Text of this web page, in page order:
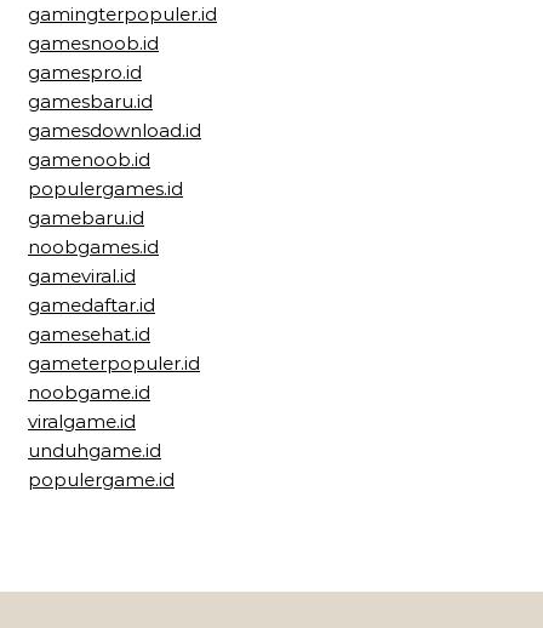
gamingterpopuler.id
gamesnoob.id
gamespro.id
gamesbaru.id
gamesdownload.id
gamenoob.id
populergames.id
gamebaru.id
noobgames.id
gameviral.id
gamedaftar.id
gamesehat.id
gameterpopuler.id
noobgame.id
viralgame.id
unduhgame.id
populergame.id